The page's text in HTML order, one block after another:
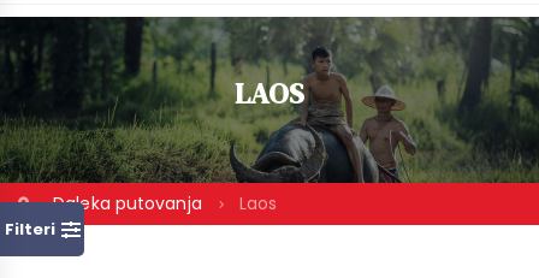
LAOS
Daleka putovanja Laos
Filteri